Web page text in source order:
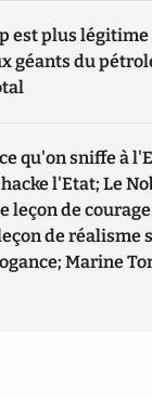
est plus
géants du
qu'on sniffe à
l'Etat; Le
leçon de
de réalisme
Marine